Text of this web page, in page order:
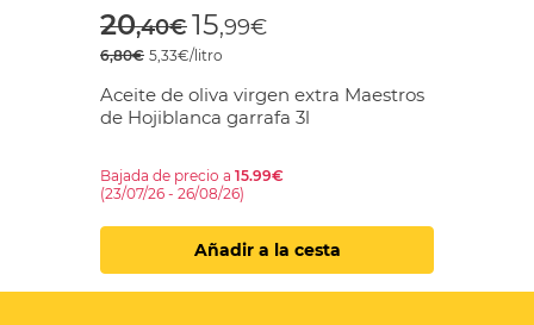
Price reduced from
20,40€to
15,99€
6,80€ 5,33€/litro
Aceite de oliva virgen extra Maestros
de Hojiblanca garrafa 3l
Bajada de precio a 15.99€
(23/07/26 - 26/08/26)
Añadir a la cesta